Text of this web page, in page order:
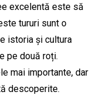
excelentă este să
tururi sunt o
istoria și cultura
pe două roți.
mai importante, dar
descoperite.